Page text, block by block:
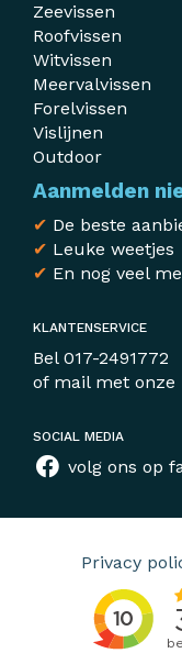
Zeevissen
Roofvissen
Witvissen
Meervalvissen
Forelvissen
Vislijnen
Outdoor
Aanmelden
✔ De beste
✔ Leuke weetjes
✔ En nog veel
KLANTENSERVICE
Bel 017-2491772
of mail met onze
SOCIAL MEDIA
volg ons op
Privacy